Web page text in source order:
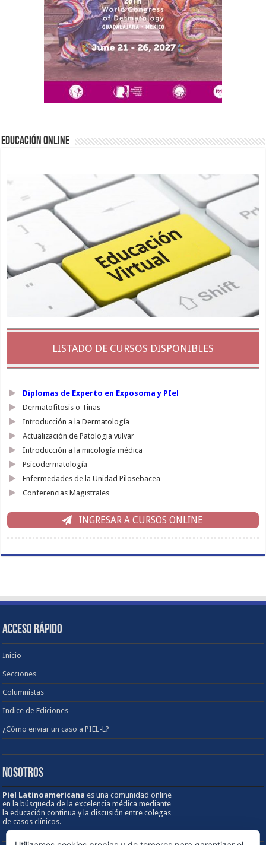
EDUCACIÓN ONLINE
LISTADO DE CURSOS DISPONIBLES
Diplomas de Experto en Exposoma y PIel
Dermatofitosis o Tiñas
Introducción a la Dermatología
Actualización de Patologia vulvar
Introducción a la micología médica
Psicodermatología
Enfermedades de la Unidad Pilosebacea
Conferencias Magistrales
INGRESAR A CURSOS ONLINE
ACCESO RÁPIDO
Inicio
Secciones
Columnistas
Indice de Ediciones
¿Cómo enviar un caso a PIEL-L?
NOSOTROS
Piel Latinoamericanaes una comunidad online
en la búsqueda de la excelencia médica mediante
la educación continua y la discusión entre colegas
de casos clínicos.